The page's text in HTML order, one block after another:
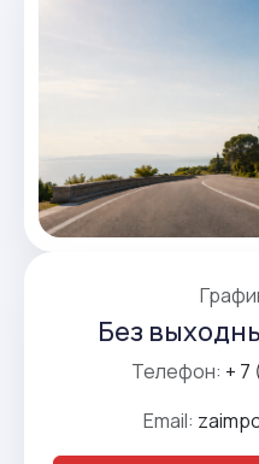
Без
Телефон: +
Email: